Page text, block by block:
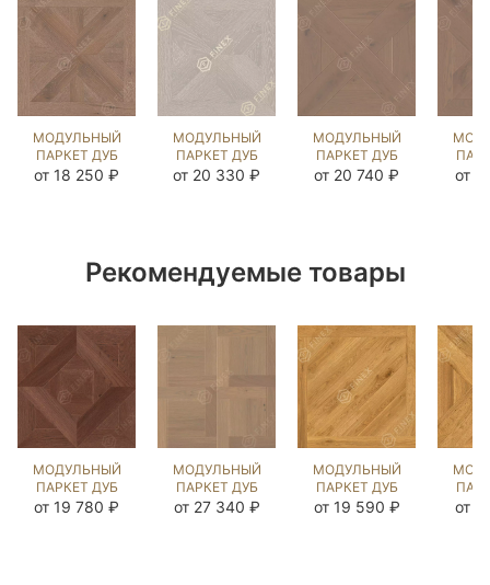
МОДУЛЬНЫЙ
ПАРКЕТ ДУБ
КАСТЕЛЬ
от 18 250 ₽
МОДУЛЬНЫЙ
ПАРКЕТ ДУБ
ШЕНОНСО
от 20 330 ₽
МОДУЛЬНЫЙ
ПАРКЕТ ДУБ
ГОРД
от 20 740 ₽ от
Рекомендуемые товары
МОДУЛЬНЫЙ
ПАРКЕТ ДУБ
ДАФФИЛД
от 19 780 ₽
МОДУЛЬНЫЙ
ПАРКЕТ ДУБ
ДЖИЗАНО
от 27 340 ₽
МОДУЛЬНЫЙ
ПАРКЕТ ДУБ
ЛУВР ГЕНТЛ
от 19 590 ₽ от